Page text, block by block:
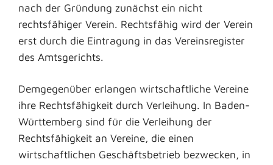
nach der Gründung zunächst ein nicht
rechtsfähiger Verein. Rechtsfähig wird der Verein
erst durch die Eintragung in das Vereinsregister
des Amtsgerichts.
Demgegenüber erlangen wirtschaftliche Vereine
ihre Rechtsfähigkeit durch Verleihung. In Baden-
Württemberg sind für die Verleihung der
Rechtsfähigkeit an Vereine, die einen
wirtschaftlichen Geschäftsbetrieb bezwecken, in